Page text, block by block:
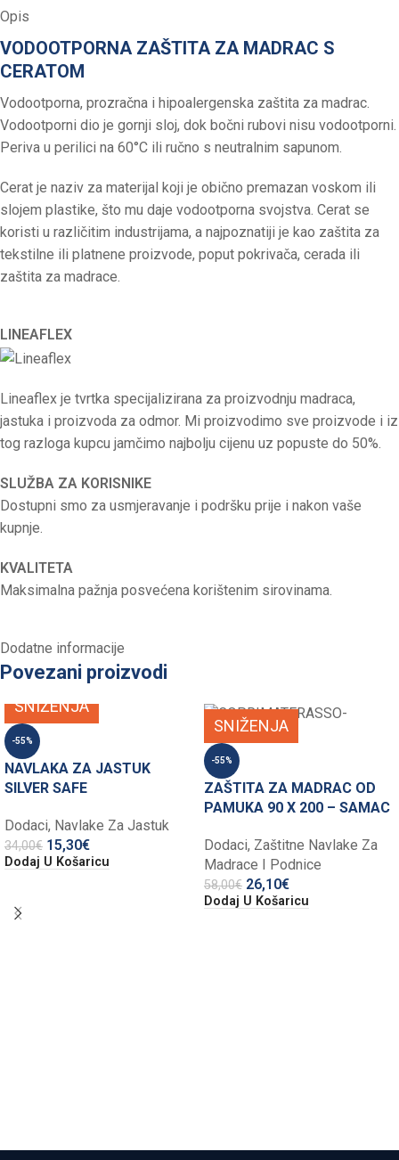
Opis
VODOOTPORNA ZAŠTITA ZA MADRAC S
CERATOM
Vodootporna, prozračna i hipoalergenska zaštita za madrac.
Vodootporni dio je gornji sloj, dok bočni rubovi nisu vodootporni.
Periva u perilici na 60°C ili ručno s neutralnim sapunom.
Cerat je naziv za materijal koji je obično premazan voskom ili
slojem plastike, što mu daje vodootporna svojstva. Cerat se
koristi u različitim industrijama, a najpoznatiji je kao zaštita za
tekstilne ili platnene proizvode, poput pokrivača, cerada ili
zaštita za madrace.
LINEAFLEX
Lineaflex je tvrtka specijalizirana za proizvodnju madraca,
jastuka i proizvoda za odmor. Mi proizvodimo sve proizvode i iz
tog razloga kupcu jamčimo najbolju cijenu uz popuste do 50%.
SLUŽBA ZA KORISNIKE
Dostupni smo za usmjeravanje i podršku prije i nakon vaše
kupnje.
KVALITETA
Maksimalna pažnja posvećena korištenim sirovinama.
Dodatne informacije
Povezani proizvodi
SNIŽENJA
-55%
NAVLAKA ZA JASTUK
SILVER SAFE
Dodaci, Navlake Za Jastuk
34,00€ 15,30€
Dodaj U Košaricu
SNIŽENJA
-55%
ZAŠTITA ZA MADRAC OD
PAMUKA 90 X 200 – SAMAC
Dodaci, Zaštitne Navlake Za
Madrace I Podnice
58,00€ 26,10€
Dodaj U Košaricu